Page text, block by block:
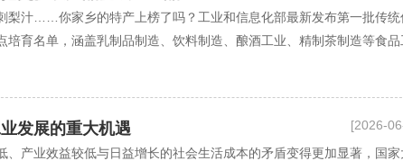
梨汁……你家乡的特产上榜了吗？工业和信息化部最新发布第一批传统
培育名单，涵盖乳制品制造、饮料制造、酿酒工业、精制茶制造等食品
发展的重大机遇
[2026-
、产业效益较低与日益增长的社会生活成本的矛盾变得更加显著，国家